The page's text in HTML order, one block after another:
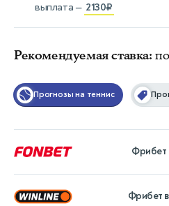
выплата — 2130₽
Рекомендуемая ставка:
Прогнозы на теннис
Фрибет
Фрибет